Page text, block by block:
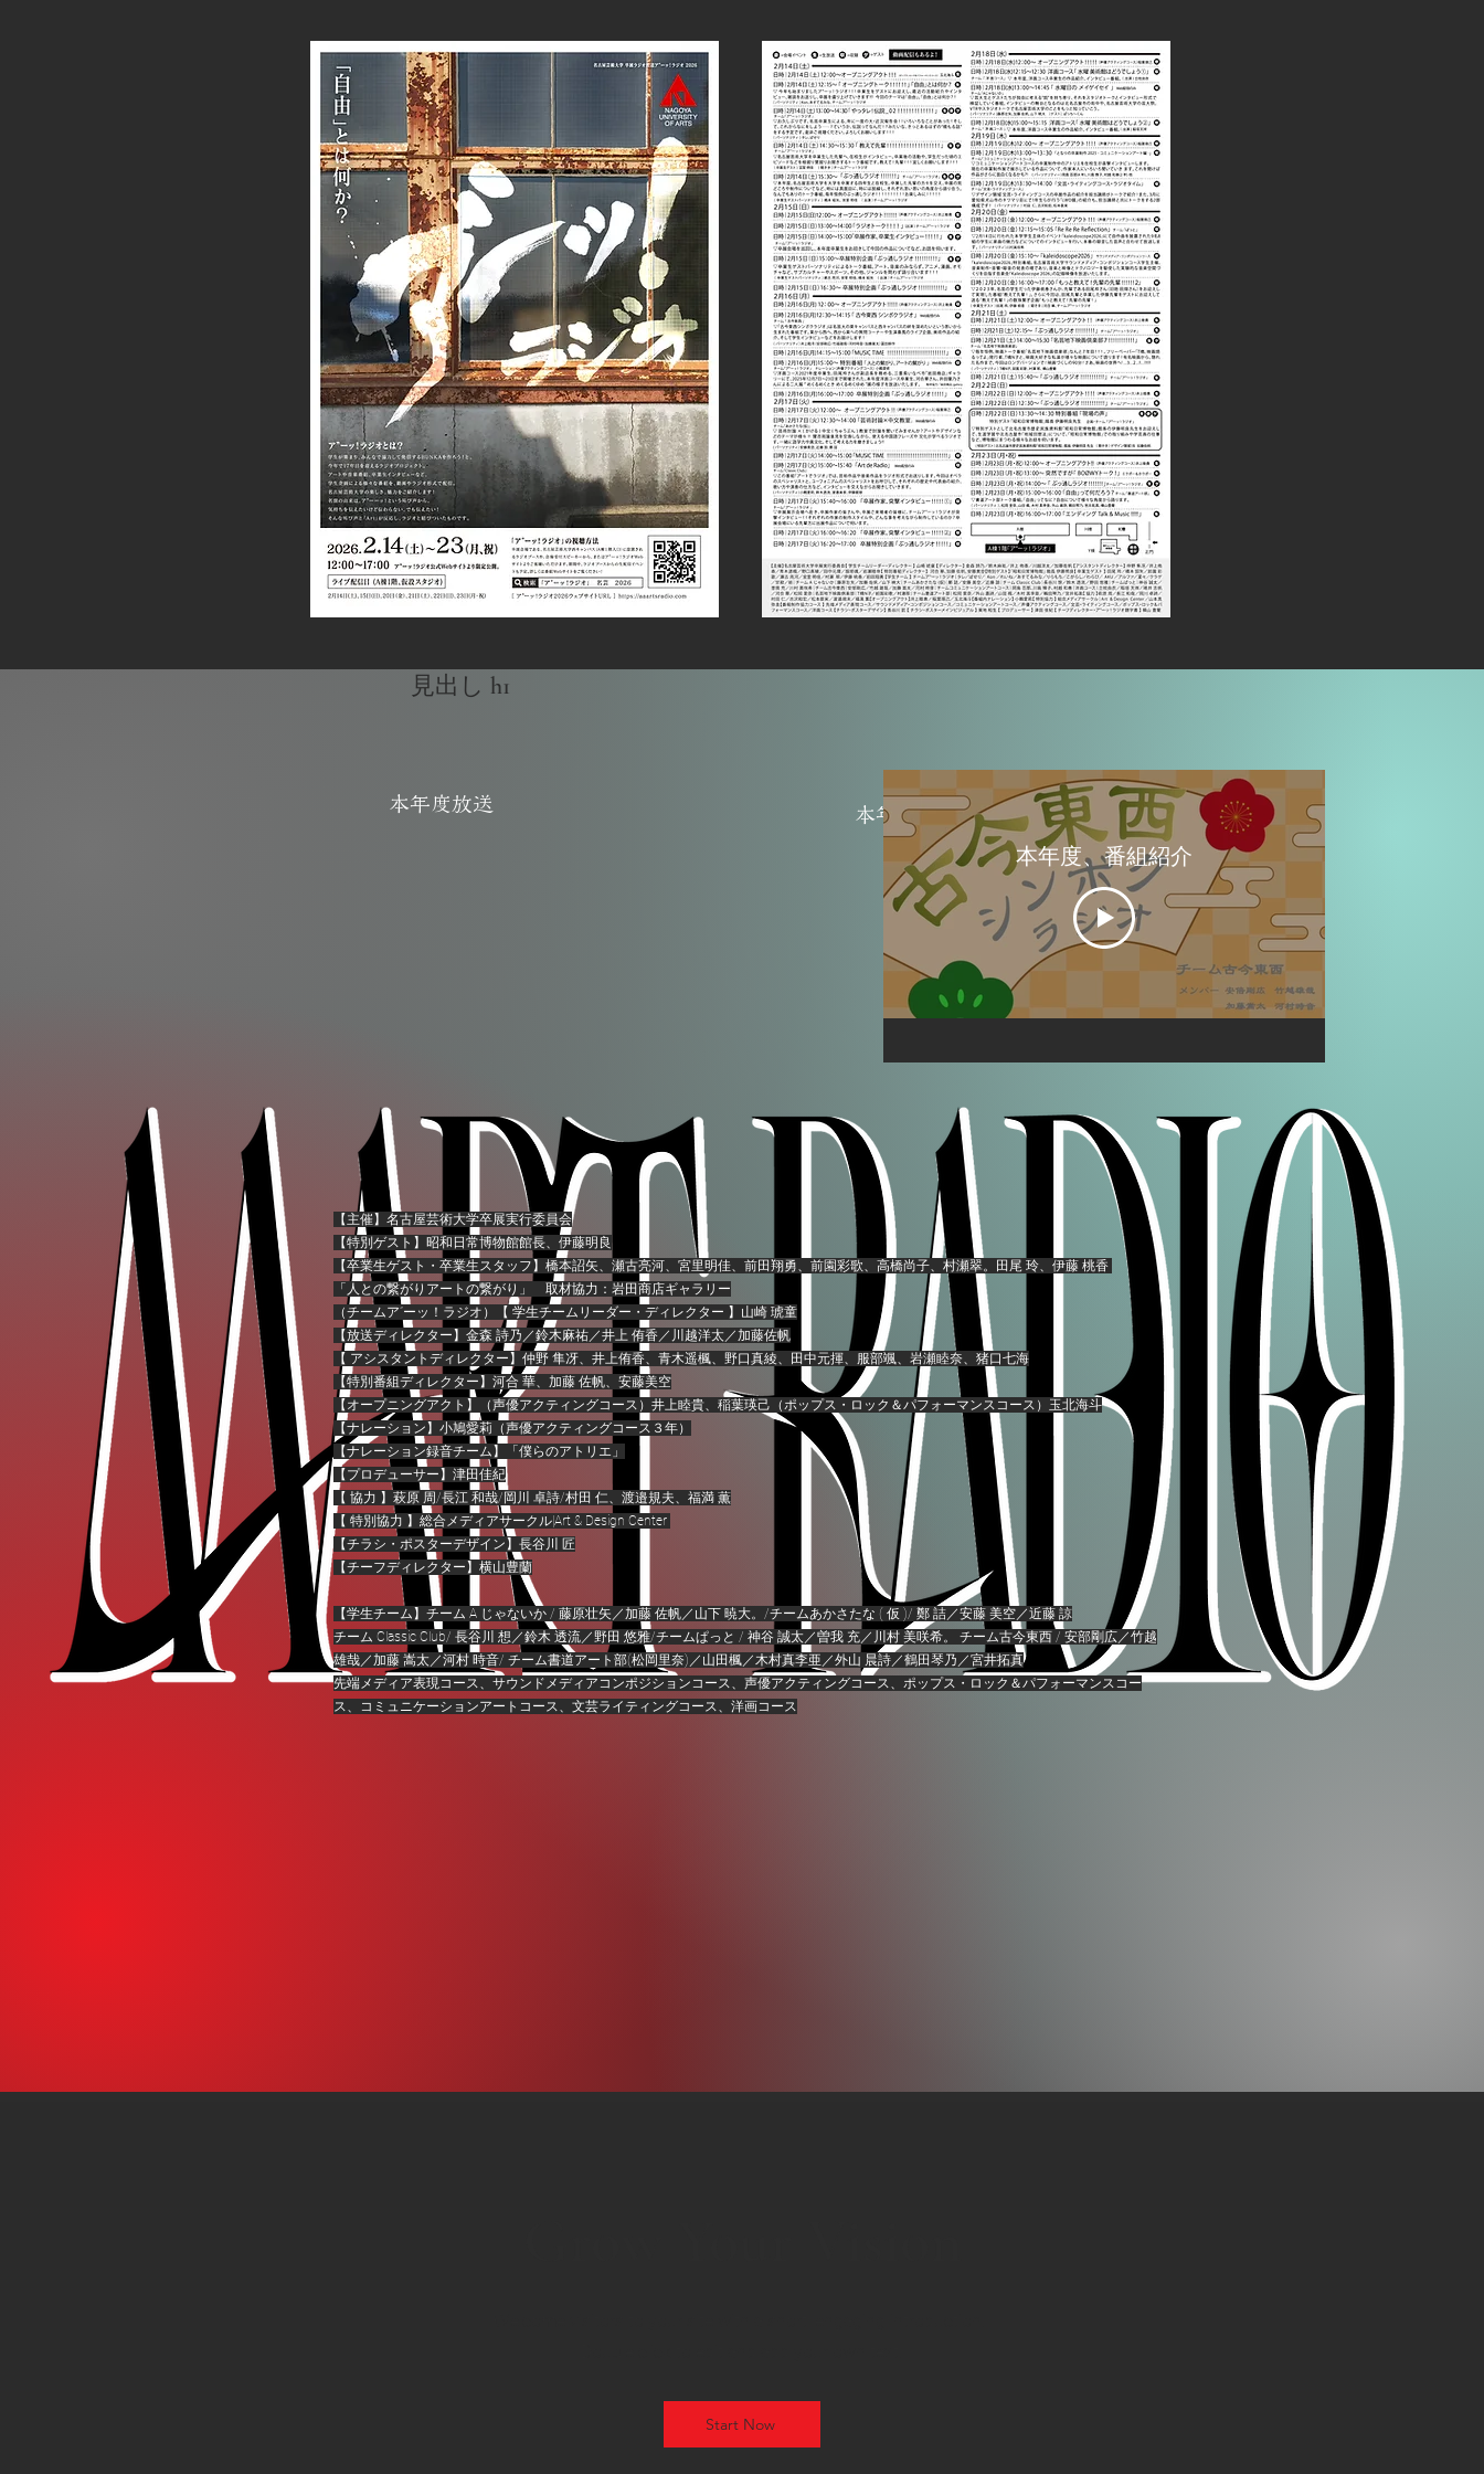
​本年度放送
​本年度、一部の番組からの紹介音声
本年度、番組紹介
【主催】名古屋芸術大学卒展実行委員会
【特別ゲスト】昭和日常博物館館長、伊藤明良
【卒業生ゲスト・卒業生スタッフ】橋本詔矢、瀬古亮河、宮里明佳、前田翔勇、 前園彩歌、高橋尚子、村瀬翠。田尾 玲、伊藤 桃香
「人との繋がりアートの繋がり」
取材協力：岩田商店ギャラリー
（チームア”ーッ！ラジオ）
【 学生チームリーダー・ディレクター 】山崎 琥童
【放送ディレクター】金森 詩乃／鈴木麻祐／井上 侑香／川越洋太／加藤佐帆
【 アシスタントディレクター】 仲野 隼冴、井上侑香、青木遥楓、野口真綾、田中元揮、服部颯、岩瀬睦奈、猪口七海
【特別番組ディレクター】河合 華、加藤 佐帆、安藤美空
【オープニングアクト】
（声優アクティングコース）井上睦貴、稲葉瑛己 （ポップス・ロック＆パフォーマンスコース）玉北海斗
【ナレーション】小鳩愛莉（声優アクティングコース３年）
【ナレーション録音チーム】「僕らのアトリエ」
【プロデューサー】津田佳紀
【 協力 】萩原 周/長江 和哉/岡川 卓詩/村田 仁、渡邉規夫、福満 薫
【 特別協力 】総合メディアサークル|Art & Design Center
【チラシ・ポスターデザイン】長谷川 匠
【チーフディレクター】横山豊蘭
【学生チーム】 チーム A じゃないか / 藤原壮矢／加藤 佐帆／山下 暁大。/チームあかさたな ( 仮 )/ 鄭 詰／安藤 美空／近藤 諒
チーム Classic Club/ 長谷川 想／鈴木 透流／野田 悠雅/チームぱっと / 神谷 誠太／曽我 充／川村 美咲希。 チーム古今東西 / 安部剛広／竹越
雄哉／加藤 嵩太／河村 時音/ チーム書道アート部(松岡里奈)／山田楓／木村真李亜／外山 晨詩／鶴田琴乃／宮井拓真
先端メディア表現コース、サウンドメディアコンポジションコース、声優アクティングコース、ポップス・ロック＆パフォーマンスコー
ス、コミュニケーションアートコース、 文芸ライティングコース、洋画コース
見出し h1
Start Now